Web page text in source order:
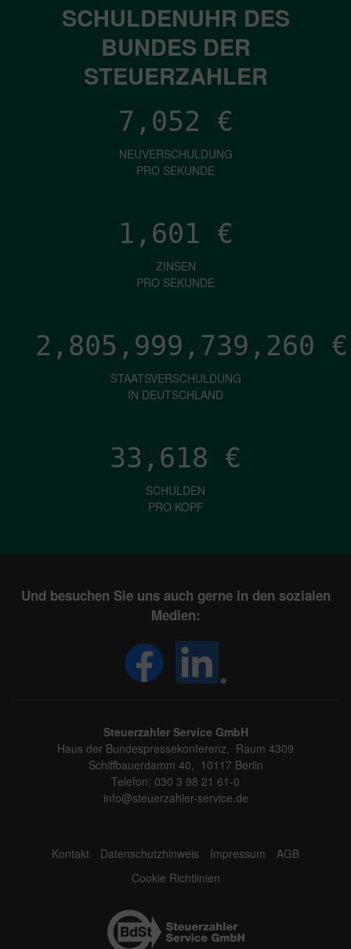
SCHULDENUHR DES
BUNDES DER
STEUERZAHLER
7,052 €
NEUVERSCHULDUNG
PRO SEKUNDE
1,601 €
ZINSEN
PRO SEKUNDE
2,805,999,741,785 €
STAATSVERSCHULDUNG
IN DEUTSCHLAND
33,618 €
SCHULDEN
PRO KOPF
Und besuchen Sie uns auch gerne in den sozialen
Medien:
Steuerzahler Service GmbH
Haus der Bundespressekonferenz, Raum 4309
Schiffbauerdamm 40, 10117 Berlin
Telefon: 030 3 98 21 61-0
info@steuerzahler-service.de
Kontakt Datenschutzhinweis Impressum
AGB
Cookie Richtlinien